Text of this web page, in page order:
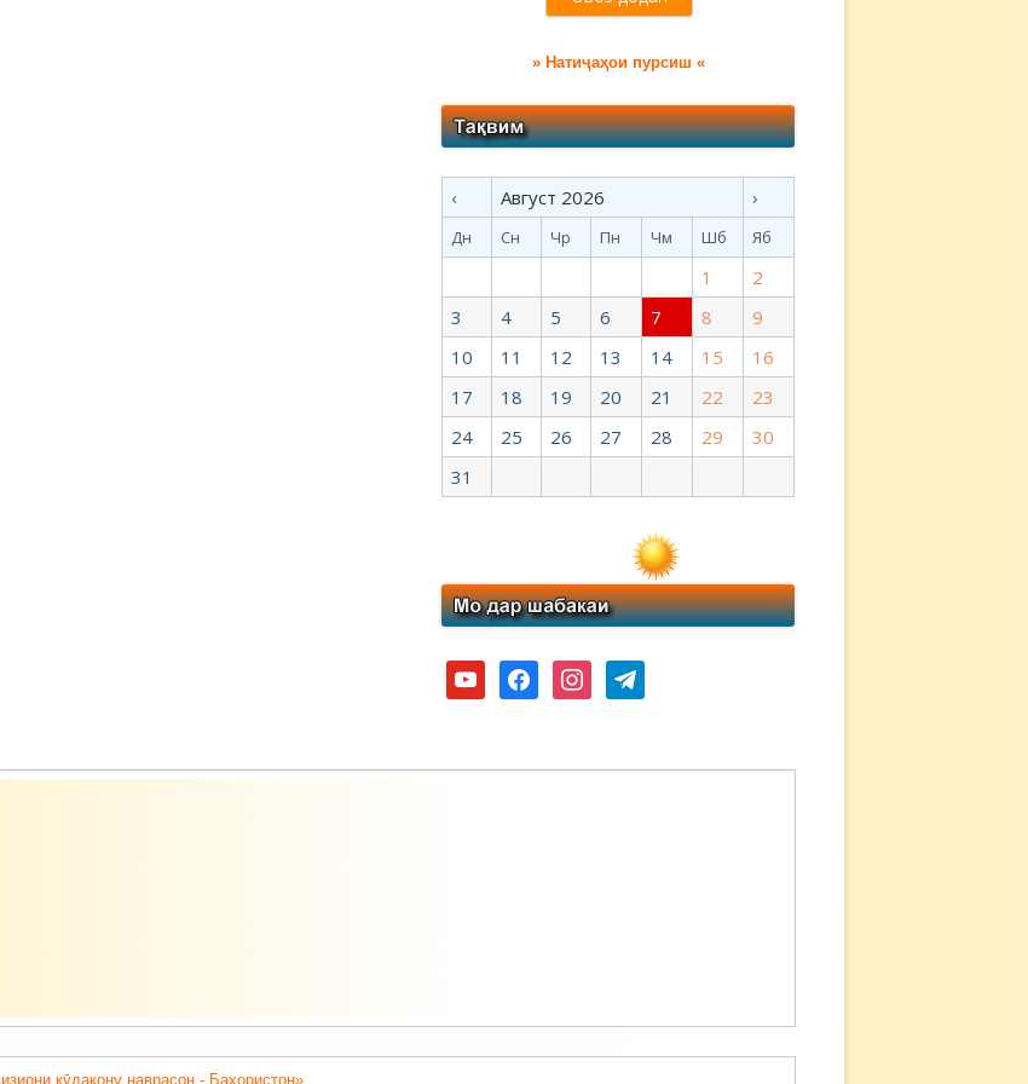
» Натиҷаҳои пурсиш «
‹ Август 2026 ›
Дн Сн Чр Пн Чм Шб Яб
1
2
3
4 5 6 7 8
9
10
11 12 13 14 15
16
17
18 19 20 21 22
23
24
25 26 27 28 29
30
31
youtubefacebookinstagramtelegram
кӯдакону наврасон - Баҳористон».